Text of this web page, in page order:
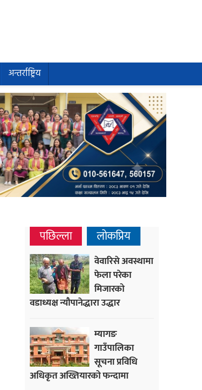
अन्तर्राष्ट्रिय
पछिल्ला लोकप्रिय
वेवारिसे अवस्थामा
फेला परेका
मिजारको
वडाध्यक्ष न्यौपानेद्धारा उद्धार
म्यागङ
गाउँपालिका
सूचना प्रविधि
अधिकृत अख्तियारको फन्दामा